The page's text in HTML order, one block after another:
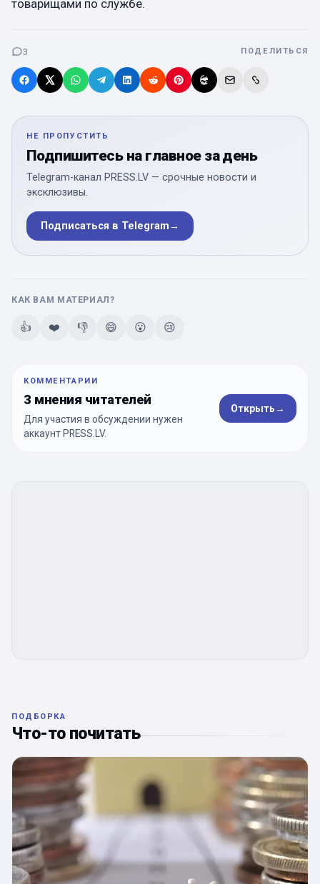
товарищами по службе.
3 ПОДЕЛИТЬСЯ
НЕ ПРОПУСТИТЬ
Подпишитесь на главное за день
Telegram-канал PRESS.LV — срочные новости и
эксклюзивы.
Подписаться в Telegram→
КАК ВАМ МАТЕРИАЛ?
👍 ❤️ 👎 😄 😮 😢
КОММЕНТАРИИ
3 мнения читателей
Для участия в обсуждении нужен
аккаунт PRESS.LV.
Открыть→
ПОДБОРКА
Что-то почитать